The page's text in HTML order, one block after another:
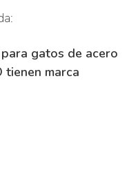
gatos de acero
tienen marca